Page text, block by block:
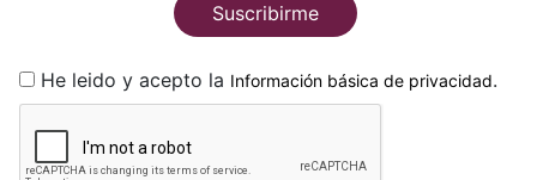
Suscribirme
He leido y acepto la Información básica de privacidad.